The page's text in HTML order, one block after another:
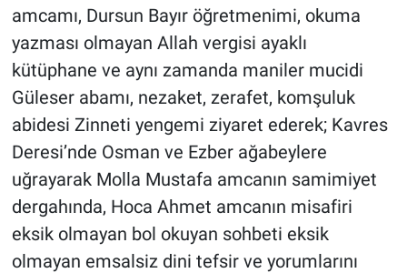
amcamı, Dursun Bayır öğretmenimi, okuma
yazması olmayan Allah vergisi ayaklı
kütüphane ve aynı zamanda maniler mucidi
Güleser abamı, nezaket, zerafet, komşuluk
abidesi Zinneti yengemi ziyaret ederek; Kavres
Deresi’nde Osman ve Ezber ağabeylere
uğrayarak Molla Mustafa amcanın samimiyet
dergahında, Hoca Ahmet amcanın misafiri
eksik olmayan bol okuyan sohbeti eksik
olmayan emsalsiz dini tefsir ve yorumlarını